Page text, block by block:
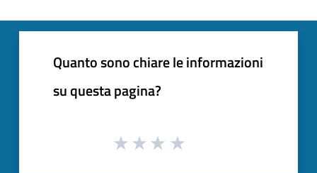
Quanto sono chiare le informazioni
su questa pagina?